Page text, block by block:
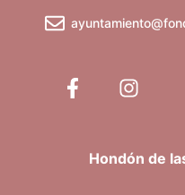
Hondón de